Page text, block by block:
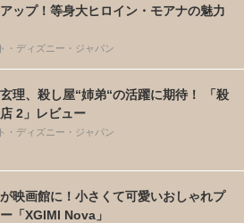
ップ！等身大ヒロイン・モアナの魅力
・ディズニー・ジャパン
理、殺し屋“姉弟“の活躍に期待！ 「殺
2」レビュー
・ディズニー・ジャパン
映画館に！小さくて可愛いおしゃれプ
「XGIMI Nova」